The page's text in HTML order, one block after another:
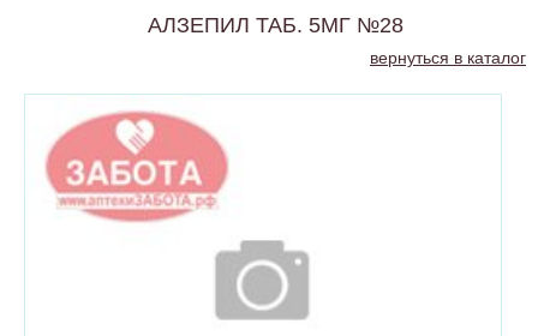
АЛЗЕПИЛ ТАБ. 5МГ №28
вернуться в каталог